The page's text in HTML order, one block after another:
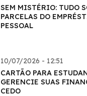
SEM MISTÉRIO: TUDO
PARCELAS DO
PESSOAL
10/07/2026 - 12:51
CARTÃO PARA
GERENCIE SUAS
CEDO